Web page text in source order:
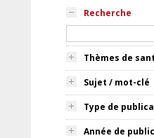
Recherche
Thèmes de
Sujet / mot-clé
Type de
Année de